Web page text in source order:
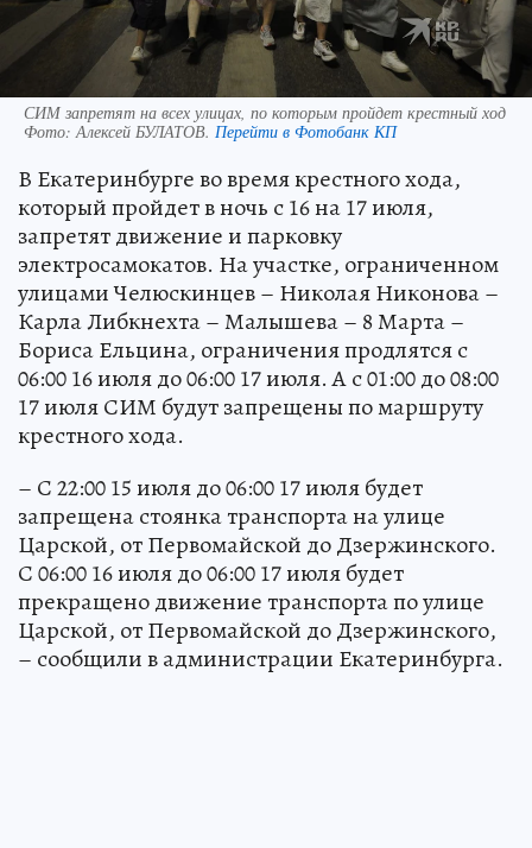
СИМ запретят на всех улицах, по которым пройдет крестный ход
Фото:Алексей БУЛАТОВ. Перейти в Фотобанк КП
В Екатеринбурге во время крестного хода,
который пройдет в ночь с 16 на 17 июля,
запретят движение и парковку
электросамокатов. На участке, ограниченном
улицами Челюскинцев – Николая Никонова –
Карла Либкнехта – Малышева – 8 Марта –
Бориса Ельцина, ограничения продлятся с
06:00 16 июля до 06:00 17 июля. А с 01:00 до 08:00
17 июля СИМ будут запрещены по маршруту
крестного хода.
– С 22:00 15 июля до 06:00 17 июля будет
запрещена стоянка транспорта на улице
Царской, от Первомайской до Дзержинского.
С 06:00 16 июля до 06:00 17 июля будет
прекращено движение транспорта по улице
Царской, от Первомайской до Дзержинского,
– сообщили в администрации Екатеринбурга.